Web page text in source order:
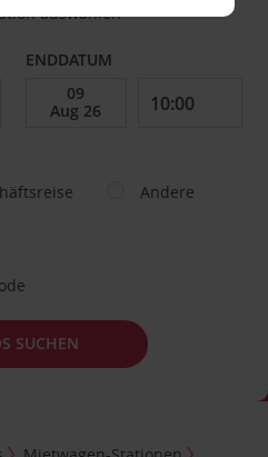
auswählen
ENDDATUM
Andere
SUCHEN